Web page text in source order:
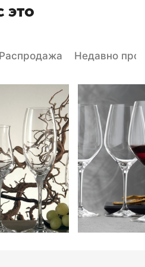
это
Распродажа Недавно